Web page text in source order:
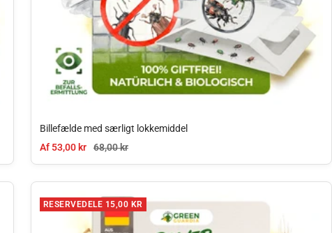
Billefælde med særligt lokkemiddel
Tilbudspris
Af 53,00 kr Normal pris
68,00 kr
RESERVEDELE 15,00 KR